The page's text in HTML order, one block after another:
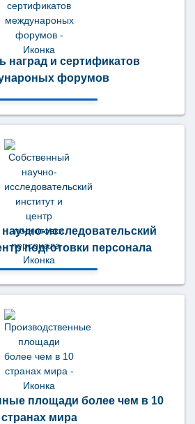
наград и сертификатов
форумов
исследовательский
подготовки персонала
площади более чем в 10
странах мира